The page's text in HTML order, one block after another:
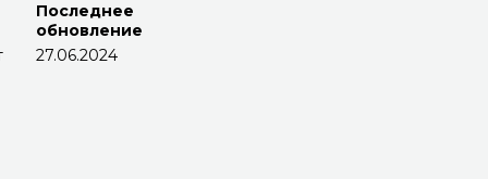
Последнее
обновление
27.06.2024